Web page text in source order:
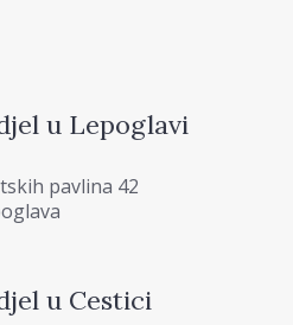
u Lepoglavi
pavlina 42
u Cestici